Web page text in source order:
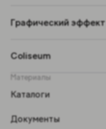
Графический эффект
Coliseum
Материалы
Каталоги
Документы